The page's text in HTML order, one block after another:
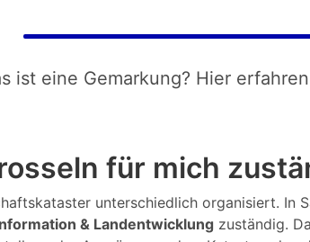
ist eine Gemarkung? Hier
für mich
unterschiedlich organisiert. In
& Landentwicklung zuständig.